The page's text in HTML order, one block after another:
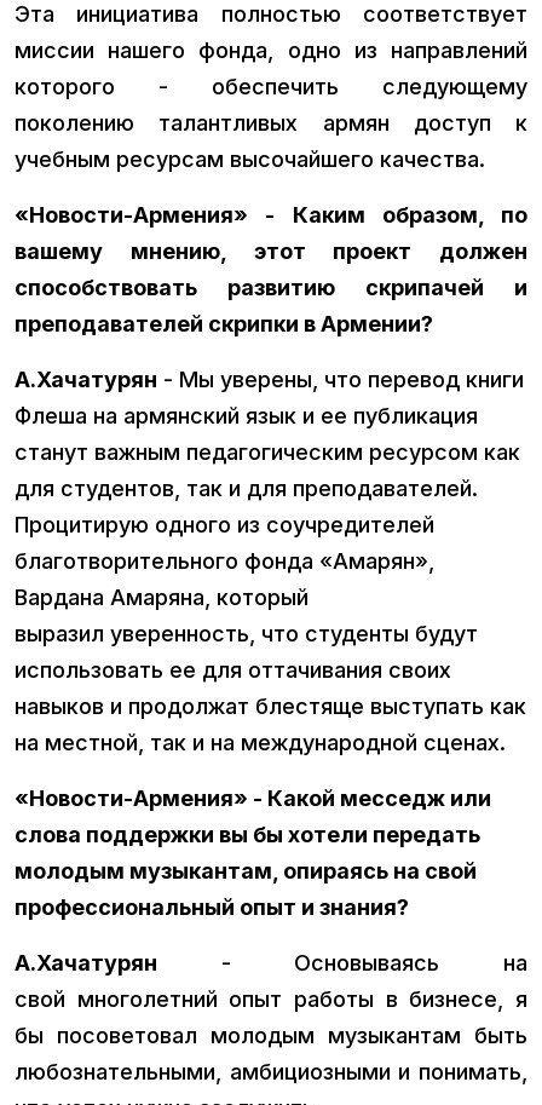
Эта инициатива полностью соответствует
миссии нашего фонда, одно из направлений
которого - обеспечить следующему
поколению талантливых армян доступ к
учебным ресурсам высочайшего качества.
«Новости-Армения» - Каким образом, по
вашему мнению, этот проект должен
способствовать развитию скрипачей и
преподавателей скрипки в Армении?
А.Хачатурян - Мы уверены, что перевод книги
Флеша на армянский язык и ее публикация
станут важным педагогическим ресурсом как
для студентов, так и для преподавателей.
Процитирую одного из соучредителей
благотворительного фонда «Амарян»,
Вардана Амаряна, который
выразил уверенность, что студенты будут
использовать ее для оттачивания своих
навыков и продолжат блестяще выступать как
на местной, так и на международной сценах.
«Новости-Армения» - Какой месседж или
слова поддержки вы бы хотели передать
молодым музыкантам, опираясь на свой
профессиональный опыт и знания?
А.Хачатурян - Основываясь на
свой многолетний опыт работы в бизнесе, я
бы посоветовал молодым музыкантам быть
любознательными, амбициозными и понимать,